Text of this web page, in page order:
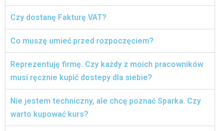
Czy dostanę Fakturę VAT?
Co muszę umieć przed rozpoczęciem?
Reprezentuję firmę. Czy każdy z moich pracowników
musi ręcznie kupić dostepy dla siebie?
Nie jestem techniczny, ale chcę poznać Sparka. Czy
warto kupować kurs?